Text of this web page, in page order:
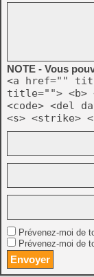
NOTE - Vous
<a href=""
title=""> <b>
<code> <del
<s> <strike>
Prévenez-moi de
Prévenez-moi de